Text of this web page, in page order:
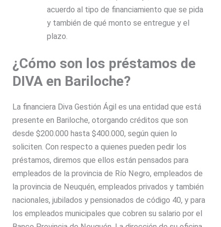
acuerdo al tipo de financiamiento que se pida
y también de qué monto se entregue y el
plazo.
¿Cómo son los préstamos de
DIVA en Bariloche?
La financiera Diva Gestión Ágil es una entidad que está
presente en Bariloche, otorgando créditos que son
desde $200.000 hasta $400.000, según quien lo
soliciten. Con respecto a quienes pueden pedir los
préstamos, diremos que ellos están pensados para
empleados de la provincia de Río Negro, empleados de
la provincia de Neuquén, empleados privados y también
nacionales, jubilados y pensionados de código 40, y para
los empleados municipales que cobren su salario por el